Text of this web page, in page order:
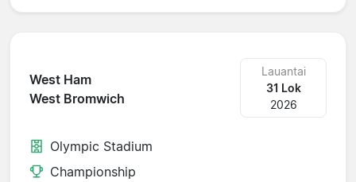
West Ham
West Bromwich
Lauantai
31 Lok
2026
Olympic Stadium
Championship